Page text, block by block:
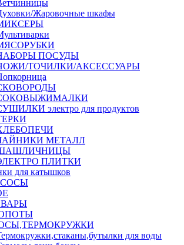
Жаровочные шкафы
ПОСУДЫ
ТОЧИЛКИ/АКСЕССУАРЫ
электро для продуктов
МЕТАЛЛ
ПЛИТКИ
для катышков
для воды